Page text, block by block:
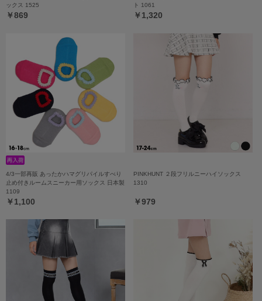
ックス 1525
￥869
ト 1061
￥1,320
4/3一部再販 あったかハマグリパイルすべり
止め付きルームスニーカー用ソックス 日本製
1109
￥1,100
PINKHUNT ２段フリルニーハイソックス
1310
￥979